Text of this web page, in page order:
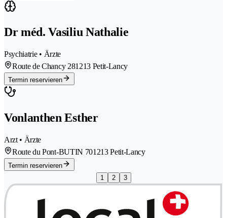
Dr méd. Vasiliu Nathalie
Psychiatrie • Ärzte
Route de Chancy 281213 Petit-Lancy
Termin reservieren
Vonlanthen Esther
Arzt • Ärzte
Route du Pont-BUTIN 701213 Petit-Lancy
Termin reservieren
1
2 3